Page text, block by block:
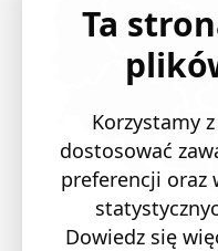
Ta
Korzystamy
dostosować
preferencji oraz
Dowiedz się